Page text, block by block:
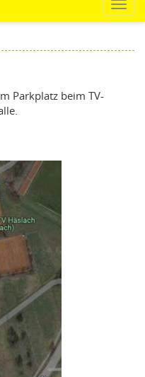
Parkplatz beim TV-